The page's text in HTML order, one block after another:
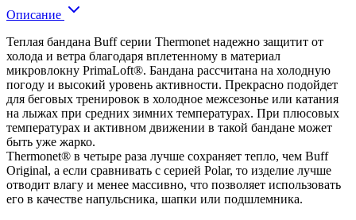
Описание
Теплая бандана Buff серии Thermonet надежно защитит от
холода и ветра благодаря вплетенному в материал
микровлокну PrimaLoft®. Бандана рассчитана на холодную
погоду и высокий уровень активности. Прекрасно подойдет
для беговых тренировок в холодное межсезонье или катания
на лыжах при средних зимних температурах. При плюсовых
температурах и активном движении в такой бандане может
быть уже жарко.
Thermonet® в четыре раза лучше сохраняет тепло, чем Buff
Original, а если сравнивать с серией Polar, то изделие лучше
отводит влагу и менее массивно, что позволяет использовать
его в качестве напульсника, шапки или подшлемника.